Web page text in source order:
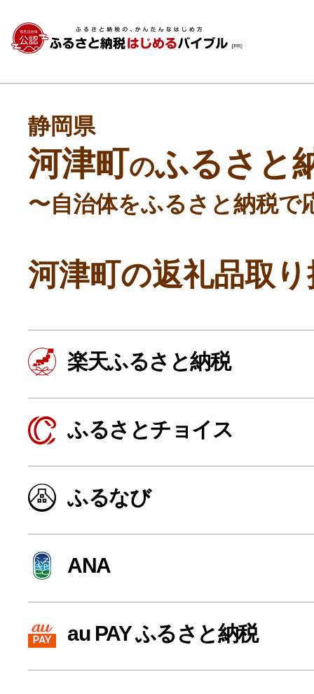
よく見られている返礼品
ふるさと納税徹底比較
寄付上限額シミュレーション
静岡県
河津町のふるさと
〜自治体をふるさと納税で
河津町の返礼品取
楽天ふるさと納税
ふるさとチョイス
ふるなび
ANA
au PAY ふるさと納税